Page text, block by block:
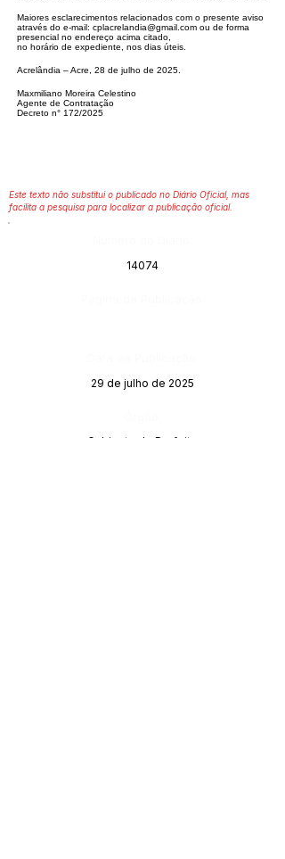
Maiores esclarecimentos relacionados com o presente aviso
através do e-mail: cplacrelandia@gmail.com ou de forma
presencial no endereço acima citado,
no horário de expediente, nos dias úteis.
Acrelândia – Acre, 28 de julho de 2025.
Maxmiliano Moreira Celestino
Agente de Contratação
Decreto n° 172/2025
Este texto não substitui o publicado no Diário Oficial, mas
facilita a pesquisa para localizar a publicação oficial.
14074
29 de julho de 2025
Gabinete do Prefeito